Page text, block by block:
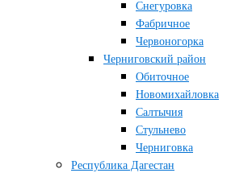
Снегуровка
Фабричное
Червоногорка
Черниговский район
Обиточное
Новомихайловка
Салтычия
Стульнево
Черниговка
Республика Дагестан